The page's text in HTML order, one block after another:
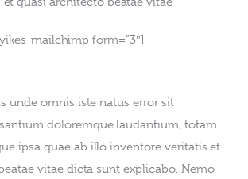
mailchimp form=”3″]
unde omnis iste natus error sit
doloremque laudantium, totam
ipsa quae ab illo inventore veritatis et
vitae dicta sunt explicabo. Nemo